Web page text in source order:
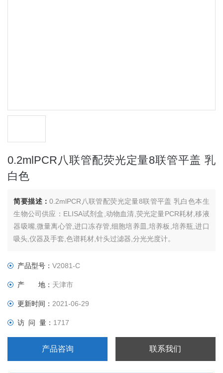
0.2mlPCR八联管配荧光定量8联管平盖 乳
白色
简要描述：0.2mlPCR八联管配荧光定量8联管平盖 乳白色本生
生物公司供应：ELISA试剂盒,动物血清,荧光定量PCR耗材,移液
器吸嘴,微量离心管,进口冻存管,细胞培养皿,培养板,培养瓶,进口
吸头,仪器及手套,色谱耗材,针头过滤器,分光光度计。
产品型号：V2081-C
产 地： 天津市
更新时间：2021-06-29
访 问 量： 1717
产品咨询 联系我们